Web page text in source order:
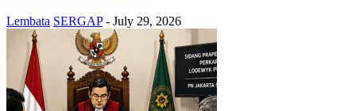
Lembata SERGAP - July 29, 2026